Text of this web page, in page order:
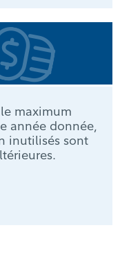
maximum
année donnée,
inutilisés sont